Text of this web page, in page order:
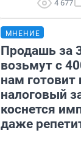
4 677
МНЕНИЕ
Продашь за
возьмут с
нам готовит
налоговый
коснется
даже